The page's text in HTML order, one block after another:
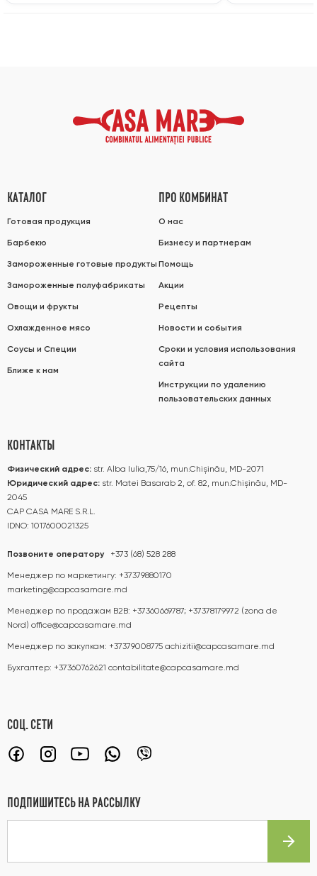
КАТАЛОГ
Готовая продукция
Барбекю
Замороженные готовые продукты
Замороженные полуфабрикаты
Овощи и фрукты
Охлажденное мясо
Соусы и Специи
Ближе к нам
ПРО КОМБИНАТ
О нас
Бизнесу и партнерам
Помощь
Акции
Рецепты
Новости и события
Сроки и условия использования
сайта
Инструкции по удалению
пользовательских данных
КОНТАКТЫ
Физический адрес: str. Alba Iulia,75/16, mun.Chișinău, MD-2071
Юридический адрес: str. Matei Basarab 2, of. 82, mun.Chișinău, MD-
2045
CAP CASA MARE S.R.L.
IDNO: 1017600021325
Позвоните оператору +373 (68) 528 288
Менеджер по маркетингу: +37379880170
marketing@capcasamare.md
Менеджер по продажам B2B: +37360669787; +37378179972 (zona de
Nord) office@capcasamare.md
Менеджер по закупкам: +37379008775 achizitii@capcasamare.md
Бухгалтер: +37360762621 contabilitate@capcasamare.md
СОЦ. СЕТИ
ПОДПИШИТЕСЬ НА РАССЫЛКУ